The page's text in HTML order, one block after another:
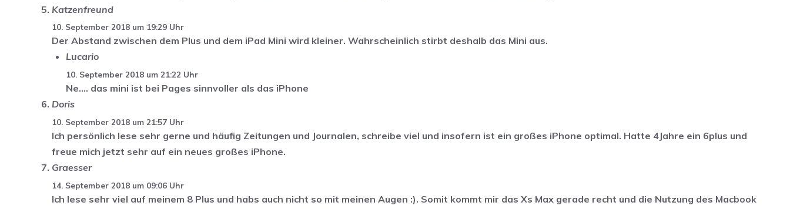
Katzenfreund
10. September 2018 um 19:29 Uhr
Der Abstand zwischen dem Plus und dem iPad Mini wird kleiner. Wahrscheinlich stirbt deshalb das Mini aus.
Lucario
10. September 2018 um 21:22 Uhr
Ne…. das mini ist bei Pages sinnvoller als das iPhone
Doris
10. September 2018 um 21:57 Uhr
Ich persönlich lese sehr gerne und häufig Zeitungen und Journalen, schreibe viel und insofern ist ein großes iPhone optimal. Hatte 4Jahre ein 6plus und
freue mich jetzt sehr auf ein neues großes iPhone.
Graesser
14. September 2018 um 09:06 Uhr
Ich lese sehr viel auf meinem 8 Plus und habs auch nicht so mit meinen Augen :). Somit kommt mir das Xs Max gerade recht und die Nutzung des Macbook